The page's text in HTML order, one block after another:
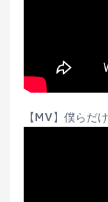
【MV】僕らだ